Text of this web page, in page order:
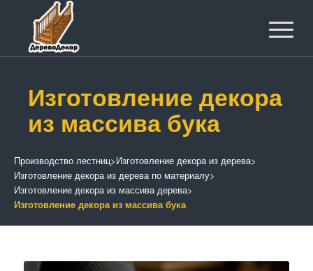
Изготовление декора
из массива бука
Производство лестниц>Изготовление декора из дерева>
Изготовление декора из дерева по материалу>
Изготовление декора из массива дерева>
Изготовление декора из массива бука